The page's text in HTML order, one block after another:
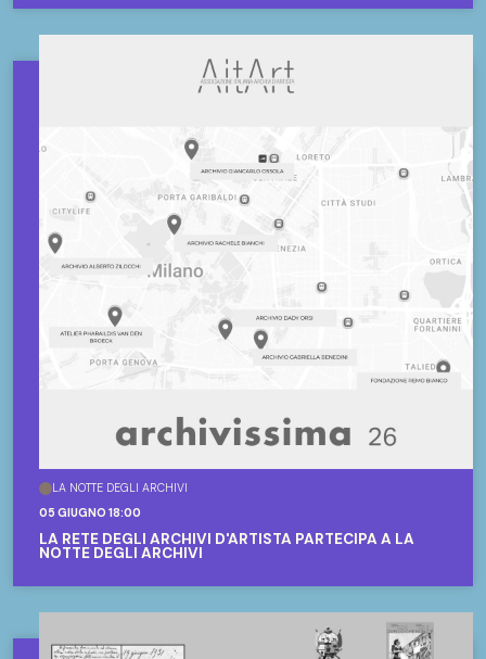
LA NOTTE DEGLI ARCHIVI
05 GIUGNO 18:00
LA RETE DEGLI ARCHIVI D'ARTISTA PARTECIPA A LA
NOTTE DEGLI ARCHIVI